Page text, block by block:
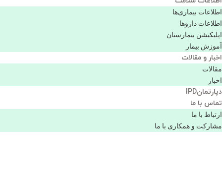
اطلاعات بیماری‌ها
اطلاعات دارو‌ها
اپليكيشن بيمارستان
آموزش بیمار
اخبار و مقالات
مقالات
اخبار
دپارتمانIPD
تماس با ما
ارتباط با ما
مشاركت و همكاری با ما